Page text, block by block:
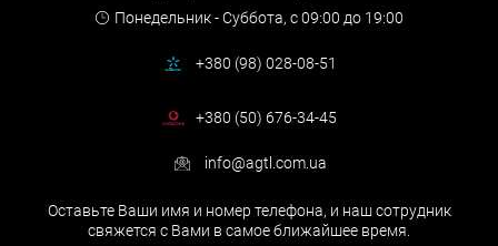
Понедельник - Суббота, с 09:00 до 19:00
+380 (98) 028-08-51
+380 (50) 676-34-45
info@agtl.com.ua
Оставьте Ваши имя и номер телефона, и наш сотрудник
свяжется с Вами в самое ближайшее время.